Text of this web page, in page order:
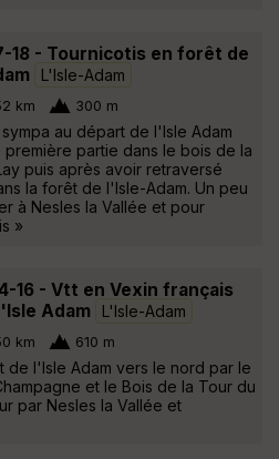
18 - Tournicotis en forêt de
L'Isle-Adam
km 300 m
au départ de l'Isle Adam
première partie dans le bois de la
puis après avoir retraversé
la forêt de l'Isle-Adam. Un peu
à Nesles la Vallée et pour
»
16 - Vtt en Vexin français
Adam
L'Isle-Adam
km 610 m
de l'Isle Adam vers le nord par le
et le Bois de la Tour du
par Nesles la Vallée et